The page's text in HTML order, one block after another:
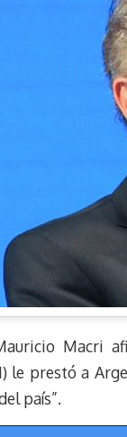
Macri
le prestó a
país”.